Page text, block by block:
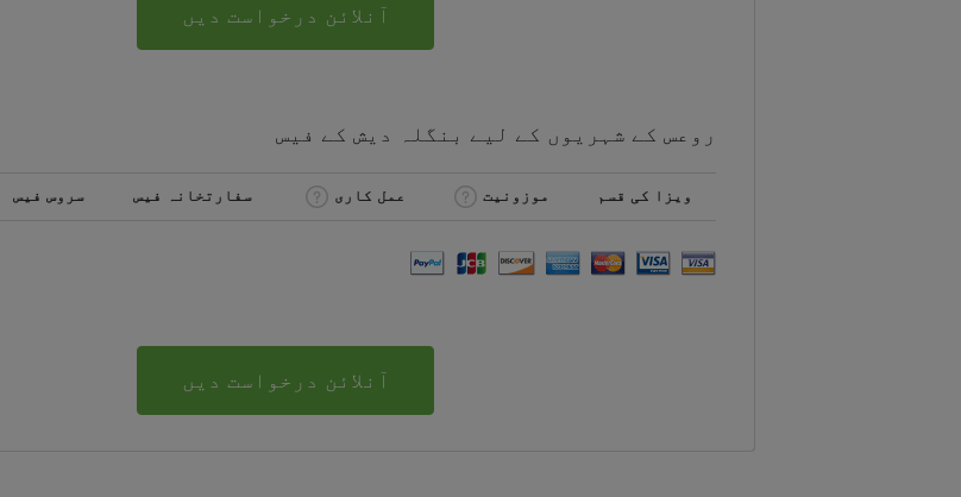
آنلائن درخواست دیں
روعس کے شہریوں کے لیے بنگلہ دیش کے فیس
ویزا کی قسم موزونیت عمل کاری سفارتخانہ فیس سروس فیس
آنلائن درخواست دیں